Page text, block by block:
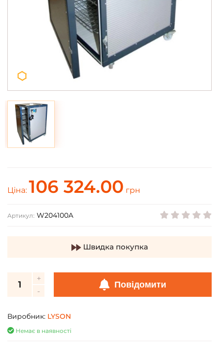
Ціна: 106 324.00 грн
Артикул: W204100A
Швидка покупка
Повідомити
Виробник: LYSON
Немає в наявності